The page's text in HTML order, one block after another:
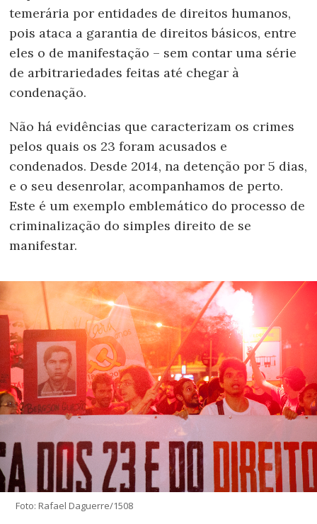
temerária por entidades de direitos humanos,
pois ataca a garantia de direitos básicos, entre
eles o de manifestação – sem contar uma série
de arbitrariedades feitas até chegar à
condenação.
Não há evidências que caracterizam os crimes
pelos quais os 23 foram acusados e
condenados. Desde 2014, na detenção por 5 dias,
e o seu desenrolar, acompanhamos de perto.
Este é um exemplo emblemático do processo de
criminalização do simples direito de se
manifestar.
Foto: Rafael Daguerre/1508